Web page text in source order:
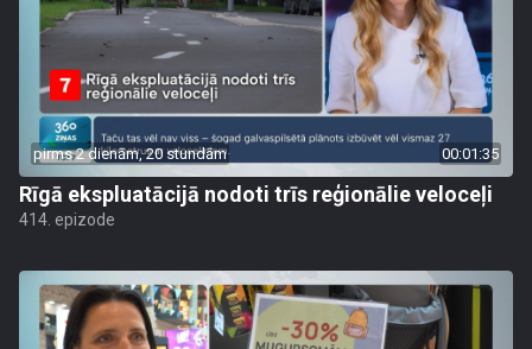
pirms 2 dienām, 20 stundām 00:01:35
Rīgā ekspluatācijā nodoti trīs reģionālie veloceļi
414. epizode